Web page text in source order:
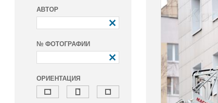
АВТОР
№ ФОТОГРАФИИ
ОРИЕНТАЦИЯ